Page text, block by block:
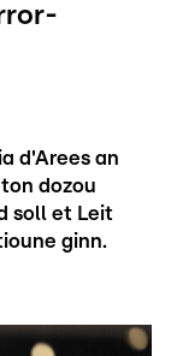
d'Arees an
dozou
soll et Leit
ginn.